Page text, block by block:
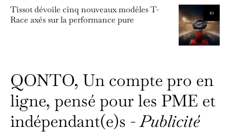
10
Tissot dévoile cinq nouveaux modèles T-
Race axés sur la performance pure
QONTO, Un compte pro en
ligne, pensé pour les PME et
indépendant(e)s -Publicité